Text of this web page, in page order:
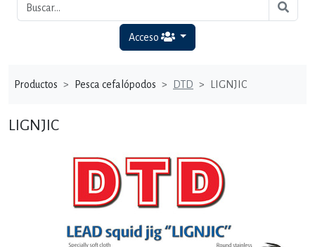
Acceso
Productos Pesca cefalópodos DTD LIGNJIC
LIGNJIC